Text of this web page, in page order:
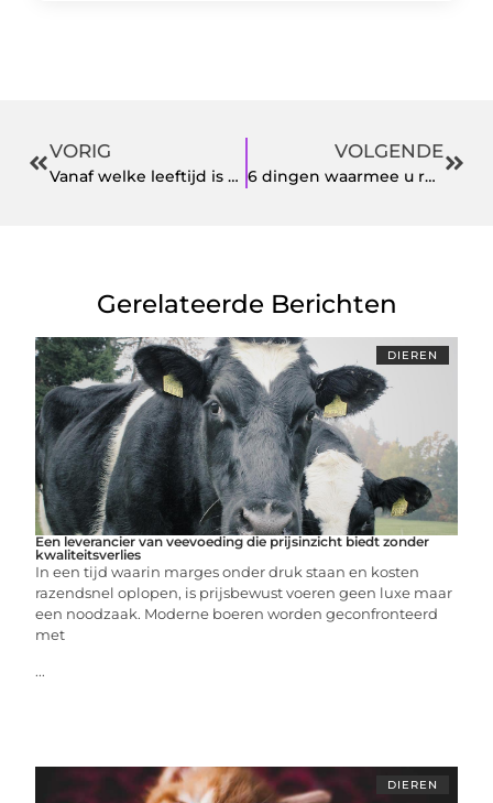
VORIG
Vanaf welke leeftijd is definitief ontharen geschikt?
VOLGENDE
6 dingen waarmee u rekening moet houden bij het werken met responsieve Google-advertenties
Gerelateerde Berichten
DIEREN
Een leverancier van veevoeding die prijsinzicht biedt zonder
kwaliteitsverlies
In een tijd waarin marges onder druk staan en kosten
razendsnel oplopen, is prijsbewust voeren geen luxe maar
een noodzaak. Moderne boeren worden geconfronteerd
met
...
DIEREN